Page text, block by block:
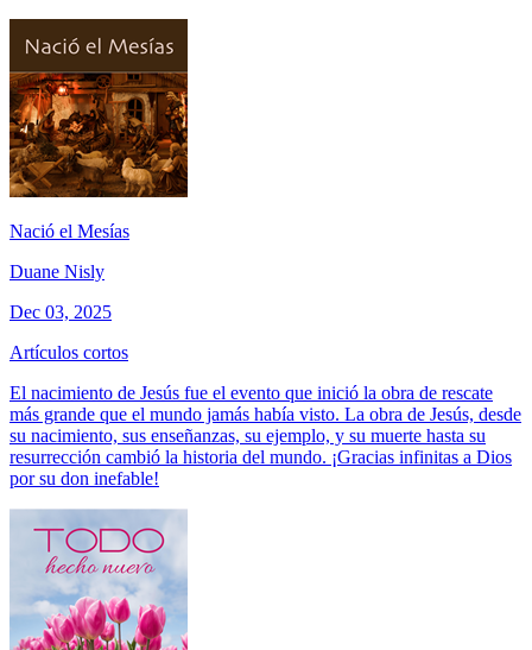
Nació el Mesías
Duane Nisly
Dec 03, 2025
Artículos cortos
El nacimiento de Jesús fue el evento que inició la obra de rescate
más grande que el mundo jamás había visto. La obra de Jesús, desde
su nacimiento, sus enseñanzas, su ejemplo, y su muerte hasta su
resurrección cambió la historia del mundo. ¡Gracias infinitas a Dios
por su don inefable!